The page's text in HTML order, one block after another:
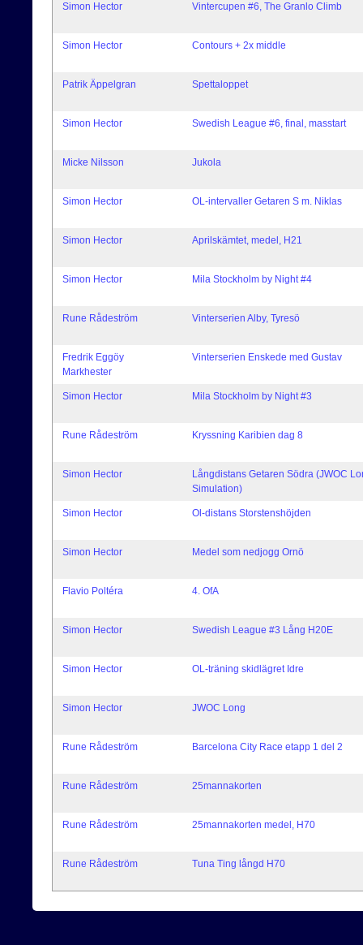
Simon Hector Vintercupen #6, The Granlo Climb
Simon Hector Contours + 2x middle
Patrik Äppelgran Spettaloppet
Simon Hector Swedish League #6, final, masstart
Micke Nilsson Jukola
Simon Hector OL-intervaller Getaren S m. Niklas
Simon Hector Aprilskämtet, medel, H21
Simon Hector Mila Stockholm by Night #4
Rune Rådeström Vinterserien Alby, Tyresö
Fredrik Eggöy
Markhester
Vinterserien Enskede med Gustav
Simon Hector Mila Stockholm by Night #3
Rune Rådeström Kryssning Karibien dag 8
Simon Hector
Långdistans Getaren Södra (JWOC
Simulation)
Simon Hector Ol-distans Storstenshöjden
Simon Hector Medel som nedjogg Ornö
Flavio Poltéra 4. OfA
Simon Hector Swedish League #3 Lång H20E
Simon Hector OL-träning skidlägret Idre
Simon Hector JWOC Long
Rune Rådeström Barcelona City Race etapp 1 del 2
Rune Rådeström 25mannakorten
Rune Rådeström 25mannakorten medel, H70
Rune Rådeström Tuna Ting långd H70